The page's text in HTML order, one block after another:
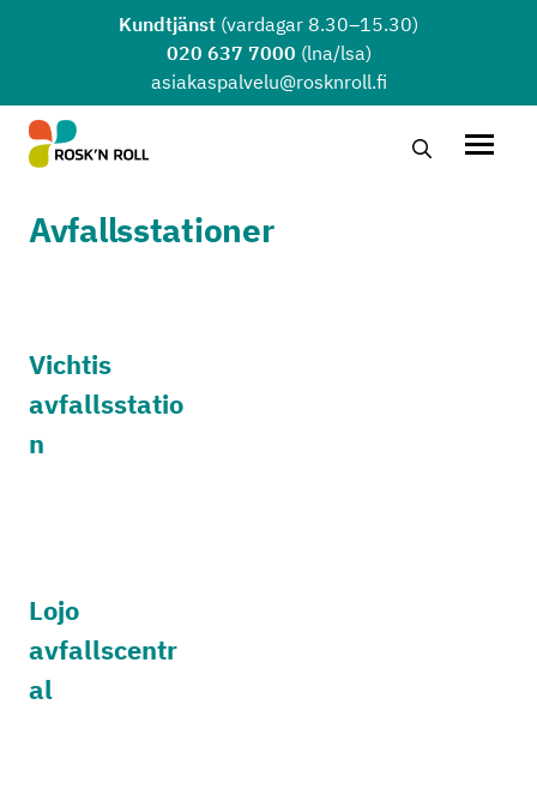
Hoppa till huvudinnehållet
Kundtjänst (vardagar 8.30–15.30)
020 637 7000 (lna/lsa)
asiakaspalvelu@rosknroll.fi
Sök …
Avfallsstationer
Vichtis
avfallsstatio
n
Lojo
avfallscentr
al